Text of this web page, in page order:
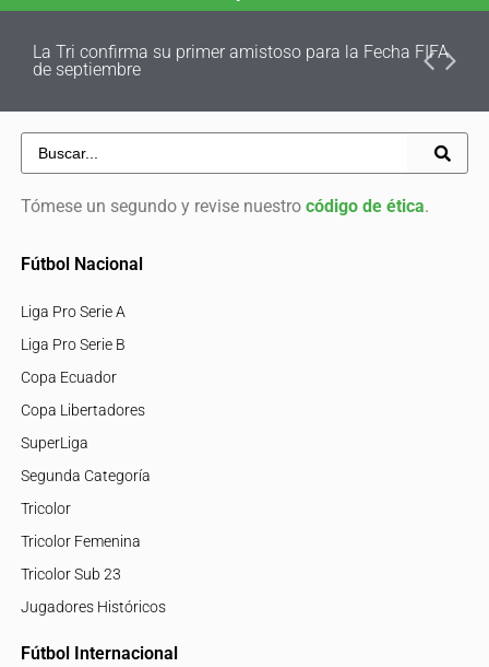
La Tri confirma su primer amistoso para la Fecha FIFA
de septiembre
Tómese un segundo y revise nuestro código de ética.
Fútbol Nacional
Liga Pro Serie A
Liga Pro Serie B
Copa Ecuador
Copa Libertadores
SuperLiga
Segunda Categoría
Tricolor
Tricolor Femenina
Tricolor Sub 23
Jugadores Históricos
Fútbol Internacional